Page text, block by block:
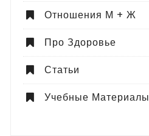
Отношения М + Ж
Про Здоровье
Статьи
Учебные Материалы